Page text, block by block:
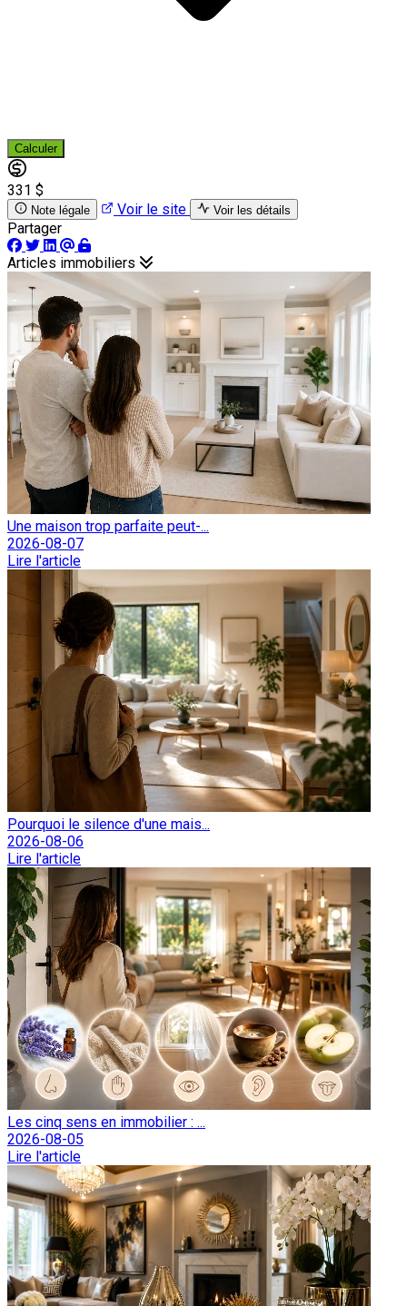
Calculer
331 $
Note légale Voir le site Voir les détails
Partager
Articles immobiliers
Une maison trop parfaite peut-...
2026-08-07
Lire l'article
Pourquoi le silence d'une mais...
2026-08-06
Lire l'article
Les cinq sens en immobilier : ...
2026-08-05
Lire l'article